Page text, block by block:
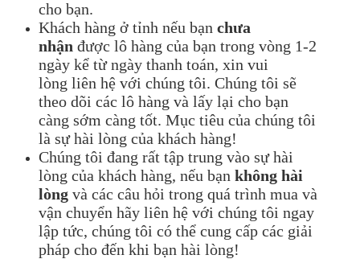
cho bạn.
Khách hàng ở tỉnh nếu bạn chưa
nhận được lô hàng của bạn trong vòng 1-2
ngày kể từ ngày thanh toán, xin vui
lòng liên hệ với chúng tôi. Chúng tôi sẽ
theo dõi các lô hàng và lấy lại cho bạn
càng sớm càng tốt. Mục tiêu của chúng tôi
là sự hài lòng của khách hàng!
Chúng tôi đang rất tập trung vào sự hài
lòng của khách hàng, nếu bạn không hài
lòng và các câu hỏi trong quá trình mua và
vận chuyển hãy liên hệ với chúng tôi ngay
lập tức, chúng tôi có thể cung cấp các giải
pháp cho đến khi bạn hài lòng!